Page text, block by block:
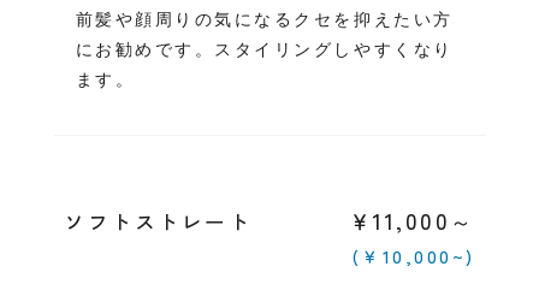
前髪や顔周りの気になるクセを抑えたい方
にお勧めです。スタイリングしやすくなり
ます。
ソフトストレート ￥11,000～
(￥10,000~)